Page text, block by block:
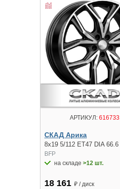
АРТИКУЛ:616733
СКАД Арика
8x19 5/112 ET47 DIA 66.6
BFP
на складе >12 шт.
18 161 ₽ / диск